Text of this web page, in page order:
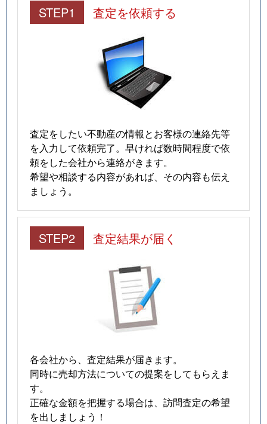
STEP1 査定を依頼する
査定をしたい不動産の情報とお客様の連絡先等
を入力して依頼完了。早ければ数時間程度で依
頼をした会社から連絡がきます。
希望や相談する内容があれば、その内容も伝え
ましょう。
STEP2 査定結果が届く
各会社から、査定結果が届きます。
同時に売却方法についての提案をしてもらえま
す。
正確な金額を把握する場合は、訪問査定の希望
を出しましょう！